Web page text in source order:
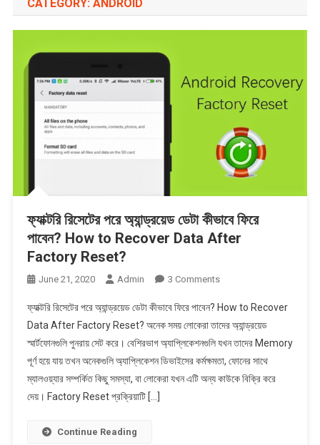
CATEGORY: ANDROID
ফ্যাক্টরি রিসেটের পরে অ্যান্ড্রয়েড ডেটা কীভাবে ফিরে
পাবেন? How to Recover Data After
Factory Reset?
June 21, 2020 Admin 3 CommentsOn
রিসেটের
পরে
অ্যান্ড্রয়েড
ডেটা
কীভাবে
ফ্যাক্টরি রিসেটের পরে অ্যান্ড্রয়েড ডেটা কীভাবে ফিরে পাবেন? How to Recover
Data After Factory Reset? অনেক সময় লোকেরা তাদের অ্যান্ড্রয়েড
স্মার্টফোনগুলি পুনরায় সেট করে। বেশিরভাগ অ্যাপ্লিকেশনগুলি যখন তাদের Memory
পূর্ণ হয়ে যায় তখন অনেকগুলি অ্যাপ্লিকেশন ডিভাইসের কর্মক্ষমতা, ফোনের সাথে
ম্যালওয়্যার সম্পর্কিত কিছু সমস্যা, বা লোকেরা যখন এটি অন্য কাউকে বিক্রি করে
দেয়। Factory Reset প্রক্রিয়াটি […]
Continue Reading